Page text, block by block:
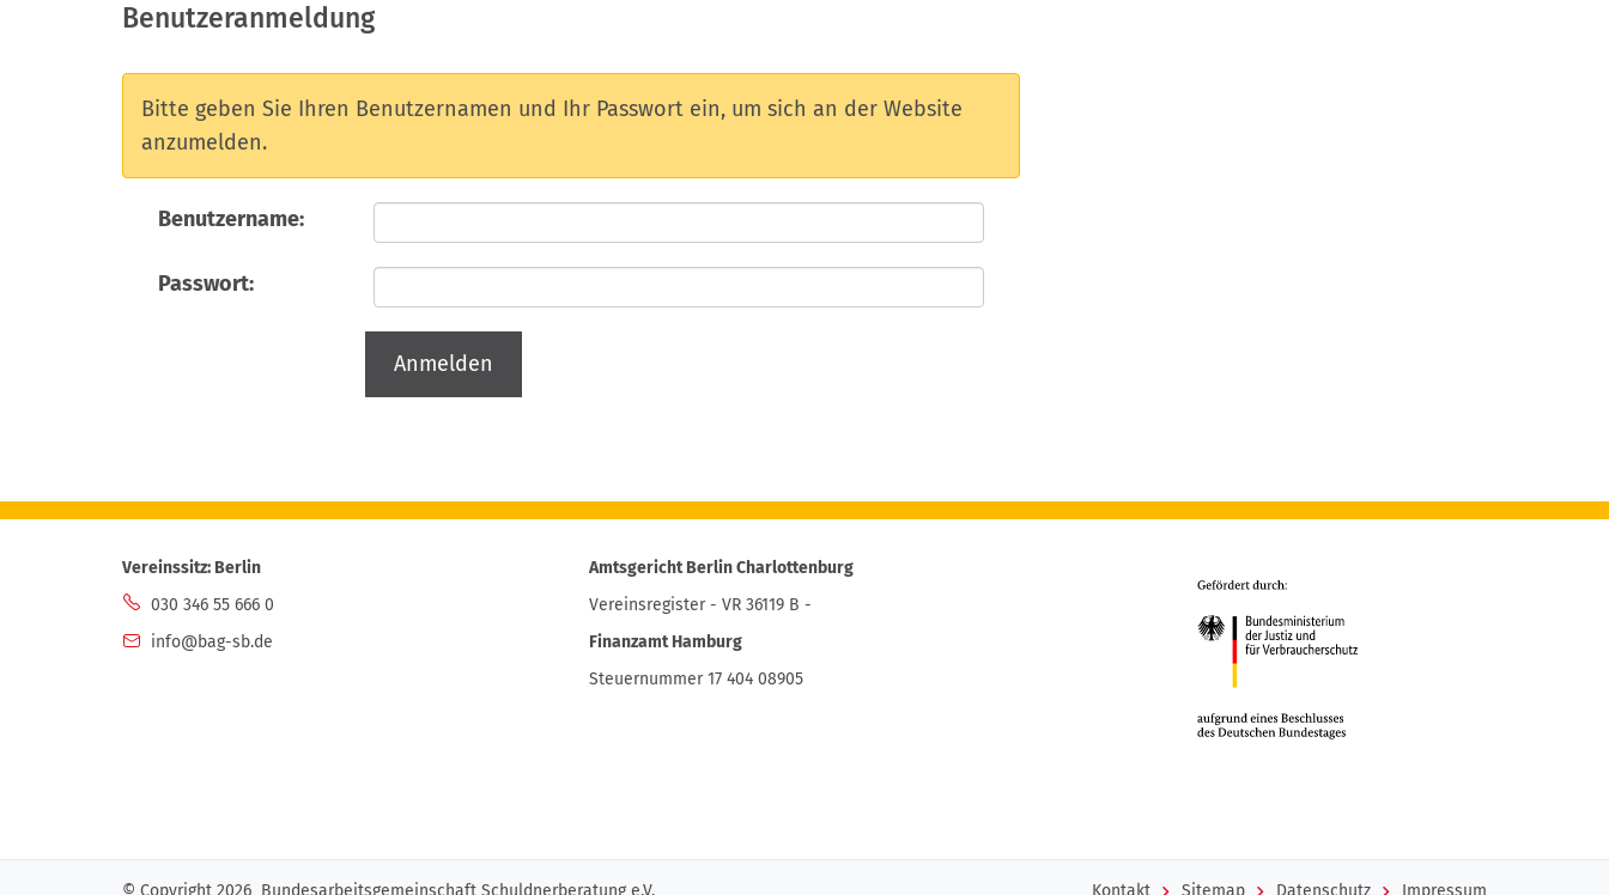
Benutzeranmeldung
Bitte geben Sie Ihren Benutzernamen und Ihr Passwort ein, um sich an der Website
anzumelden.
Benutzername:
Passwort:
Vereinssitz: Berlin
030 346 55 666 0
info@bag-sb.de
Amtsgericht Berlin Charlottenburg
Vereinsregister - VR 36119 B -
Finanzamt Hamburg
Steuernummer 17 404 08905
© Copyright 2026 Bundesarbeitsgemeinschaft Schuldnerberatung e.V. Kontakt Sitemap Datenschutz Impressum